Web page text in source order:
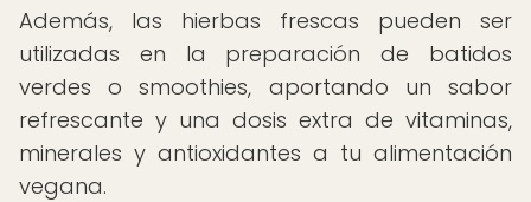
Además, las hierbas frescas pueden ser
utilizadas en la preparación de batidos
verdes o smoothies, aportando un sabor
refrescante y una dosis extra de vitaminas,
minerales y antioxidantes a tu alimentación
vegana.